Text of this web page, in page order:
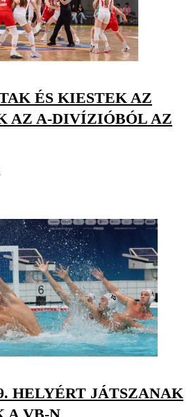
ÉS KIESTEK AZ
AZ A-DIVÍZIÓBÓL AZ
HELYÉRT JÁTSZANAK